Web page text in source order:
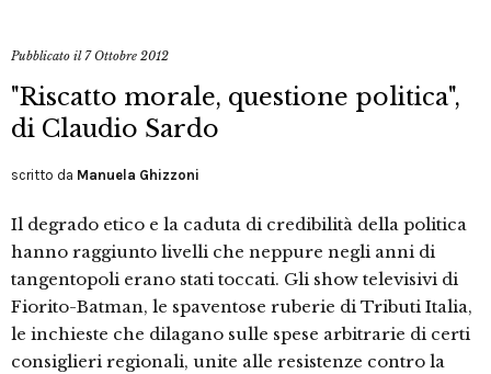
Pubblicato il7 Ottobre 2012
"Riscatto morale, questione politica",
di Claudio Sardo
scritto da Manuela Ghizzoni
Il degrado etico e la caduta di credibilità della politica
hanno raggiunto livelli che neppure negli anni di
tangentopoli erano stati toccati. Gli show televisivi di
Fiorito-Batman, le spaventose ruberie di Tributi Italia,
le inchieste che dilagano sulle spese arbitrarie di certi
consiglieri regionali, unite alle resistenze contro la